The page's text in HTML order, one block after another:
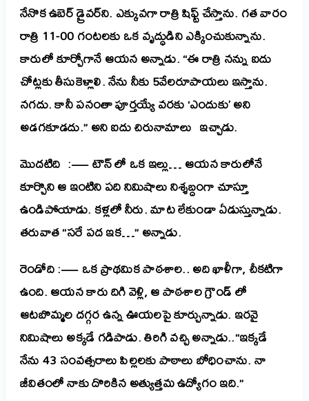
నేనొక ఉబెర్ డ్రైవర్‌ని. ఎక్కువగా రాత్రి షిఫ్ట్ చేస్తాను. గత వారం
రాత్రి 11-00 గంటలకు ఒక వృద్ధుడిని ఎక్కించుకున్నాను.
కారులో కూర్చోగానే ఆయన అన్నాడు.“ఈ రాత్రి నన్ను ఐదు
చోట్లకు తీసుకెళ్లాలి. నేను నీకు 5వేలరూపాయలు ఇస్తాను.
నగదు. కానీ పనంతా పూర్తయ్యే వరకు ‘ఎందుకు’ అని
అడగకూడదు.” అని ఐదు చిరునామాలు ఇచ్చాడు.
మొదటిది :— టౌన్ లో ఒక ఇల్లు… ఆయన కారులోనే
కూర్చొని ఆ ఇంటిని పది నిమిషాలు నిశ్శబ్దంగా చూస్తూ
ఉండిపోయాడు. కళ్లలో నీరు. మాట లేకుండా ఏడుస్తున్నాడు.
తరువాత “సరే పద ఇక…” అన్నాడు.
రెండోది :— ఒక ప్రాథమిక పాఠశాల.. అది ఖాళీగా, చీకటిగా
ఉంది. ఆయన కారు దిగి వెళ్లి, ఆ పాఠశాల గ్రౌండ్ లో
ఆటబొమ్మల దగ్గర ఉన్న ఊయలపై కూర్చున్నాడు. ఇరవై
నిమిషాలు అక్కడే గడిపాడు. తిరిగి వచ్చి అన్నాడు..“ఇక్కడే
నేను 43 సంవత్సరాలు పిల్లలకు పాఠాలు బోధించాను. నా
జీవితంలో నాకు దొరికిన అత్యుత్తమ ఉద్యోగం ఇది.”